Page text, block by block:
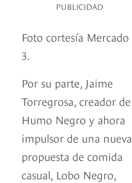
PUBLICIDAD
Foto cortesía Mercado
3.
Por su parte, Jaime
Torregrosa, creador de
Humo Negro y ahora
impulsor de una nueva
propuesta de comida
casual, Lobo Negro,